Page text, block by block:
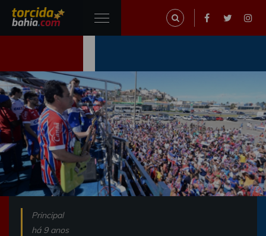
Principal
há 9 anos